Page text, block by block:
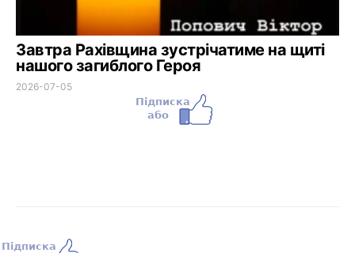
Завтра Рахівщина зустрічатиме на щиті
нашого загиблого Героя
2026-07-05